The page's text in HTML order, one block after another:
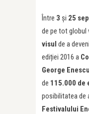
Între 3 și 25
de pe tot globul
visul de a
ediției 2016 a
George Enescu
de 115.000 de
posibilitatea de
Festivalului